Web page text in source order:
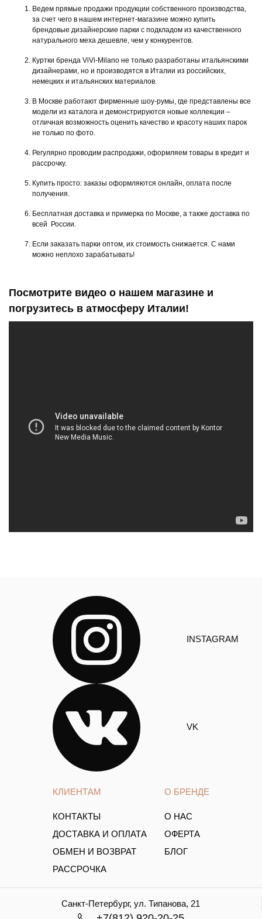
Ведем прямые продажи продукции собственного производства,
за счет чего в нашем интернет-магазине можно купить
брендовые дизайнерские парки с подкладом из качественного
натурального меха дешевле, чем у конкурентов.
Куртки бренда ViVi-Milano не только разработаны итальянскими
дизайнерами, но и производятся в Италии из российских,
немецких и итальянских материалов.
В Москве работают фирменные шоу-румы, где представлены все
модели из каталога и демонстрируются новые коллекции –
отличная возможность оценить качество и красоту наших парок
не только по фото.
Регулярно проводим распродажи, оформляем товары в кредит и
рассрочку.
Купить просто: заказы оформляются онлайн, оплата после
получения.
Бесплатная доставка и примерка по Москве, а также доставка по
всей России.
Если заказать парки оптом, их стоимость снижается. С нами
можно неплохо зарабатывать!
Посмотрите видео о нашем магазине и
погрузитесь в атмосферу Италии!
КЛИЕНТАМ
КОНТАКТЫ
ДОСТАВКА И ОПЛАТА
ОБМЕН И ВОЗВРАТ
РАССРОЧКА
О БРЕНДЕ
О НАС
ОФЕРТА
БЛОГ
INSTAGRAM
VK
Санкт-Петербург, ул. Типанова, 21